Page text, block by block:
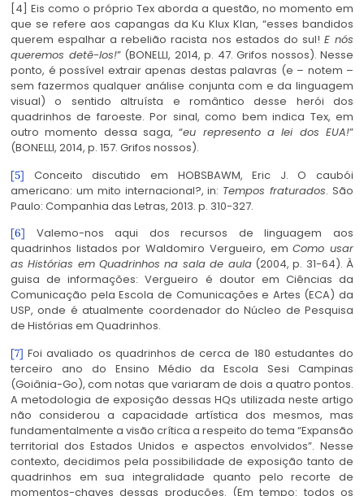
[4] Eis como o próprio Tex aborda a questão, no momento em
que se refere aos capangas da Ku Klux Klan, “esses bandidos
querem espalhar a rebelião racista nos estados do sul! E nós
queremos detê-los!” (BONELLI, 2014, p. 47. Grifos nossos). Nesse
ponto, é possível extrair apenas destas palavras (e – notem –
sem fazermos qualquer análise conjunta com e da linguagem
visual) o sentido altruísta e romântico desse herói dos
quadrinhos de faroeste. Por sinal, como bem indica Tex, em
outro momento dessa saga, “eu represento a lei dos EUA!”
(BONELLI, 2014, p. 157. Grifos nossos).
[5]
Conceito discutido em HOBSBAWM, Eric J. O caubói
americano: um mito internacional?, in: Tempos fraturados. São
Paulo: Companhia das Letras, 2013. p. 310-327.
[6]
Valemo-nos aqui dos recursos de linguagem aos
quadrinhos listados por Waldomiro Vergueiro, emComo usar
as Histórias em Quadrinhos na sala de aula(2004, p. 31-64). À
guisa de informações: Vergueiro é doutor em Ciências da
Comunicação pela Escola de Comunicações e Artes (ECA) da
USP, onde é atualmente coordenador do Núcleo de Pesquisa
de Histórias em Quadrinhos.
[7] Foi avaliado os quadrinhos de cerca de 180 estudantes do
terceiro ano do Ensino Médio da Escola Sesi Campinas
(Goiânia-Go), com notas que variaram de dois a quatro pontos.
A metodologia de exposição dessas HQs utilizada neste artigo
não considerou a capacidade artística dos mesmos, mas
fundamentalmente a visão crítica a respeito do tema “Expansão
territorial dos Estados Unidos e aspectos envolvidos”. Nesse
contexto, decidimos pela possibilidade de exposição tanto de
quadrinhos em sua integralidade quanto pelo recorte de
momentos-chaves dessas produções. (Em tempo: todos os